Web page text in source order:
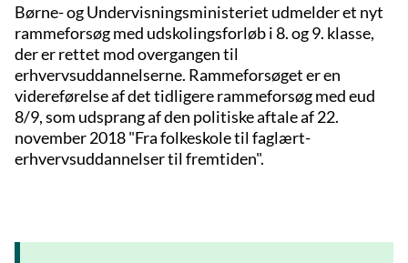
Børne- og Undervisningsministeriet udmelder et nyt
rammeforsøg med udskolingsforløb i 8. og 9. klasse,
der er rettet mod overgangen til
erhvervsuddannelserne. Rammeforsøget er en
videreførelse af det tidligere rammeforsøg med eud
8/9, som udsprang af den politiske aftale af 22.
november 2018 "Fra folkeskole til faglært-
erhvervsuddannelser til fremtiden".